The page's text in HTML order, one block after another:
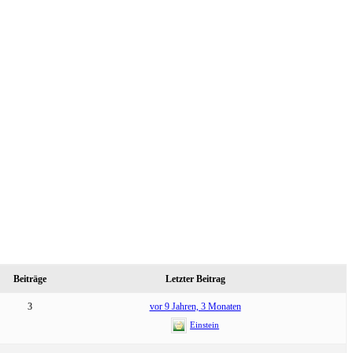
Beiträge Letzter Beitrag
3 vor 9 Jahren, 3 Monaten
Einstein